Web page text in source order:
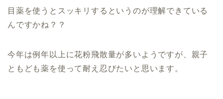
目薬を使うとスッキリするというのが理解できている
んですかね？？
今年は例年以上に花粉飛散量が多いようですが、親子
ともども薬を使って耐え忍びたいと思います。